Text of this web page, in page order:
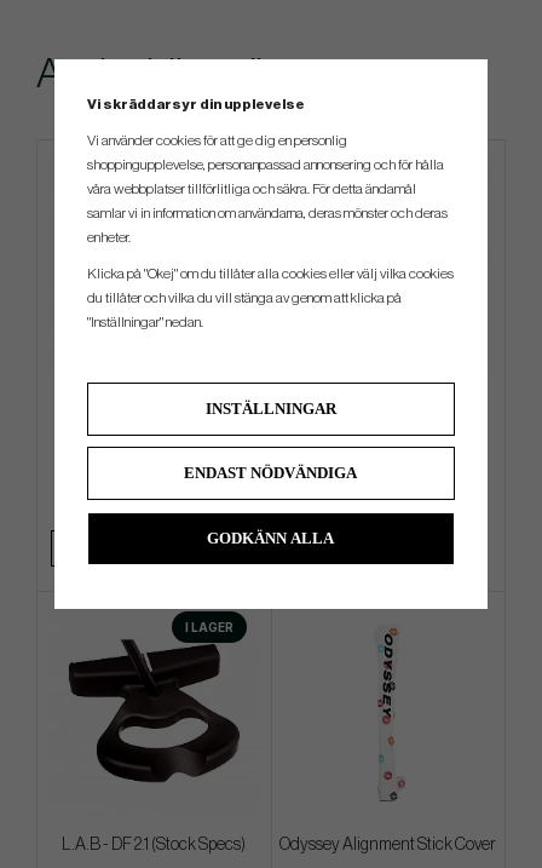
Andra köpte även
4 499 kr 299 kr
I LAGER
L.A.B - DF 2.1 (Stock Specs) Odyssey Alignment Stick Cover
Vi skräddarsyr din upplevelse
Vi använder cookies för att ge dig en personlig
shoppingupplevelse, personanpassad annonsering och för hålla
våra webbplatser tillförlitliga och säkra. För detta ändamål
samlar vi in information om användarna, deras mönster och deras
enheter.
Klicka på "Okej" om du tillåter alla cookies eller välj vilka cookies
du tillåter och vilka du vill stänga av genom att klicka på
"Inställningar" nedan.
INSTÄLLNINGAR
ENDAST NÖDVÄNDIGA
GODKÄNN ALLA